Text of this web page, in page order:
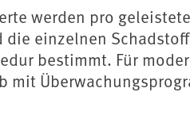
werden pro
die einzelnen
bestimmt. Für
mit